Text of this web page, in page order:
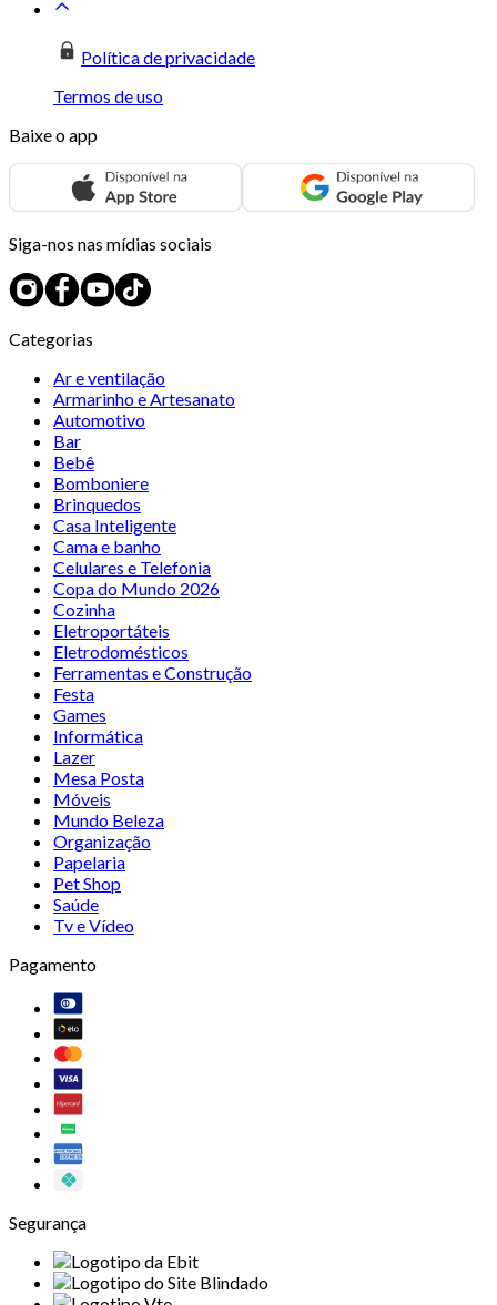
Política de privacidade
Termos de uso
Baixe o app
Siga-nos nas mídias sociais
Categorias
Ar e ventilação
Armarinho e Artesanato
Automotivo
Bar
Bebê
Bomboniere
Brinquedos
Casa Inteligente
Cama e banho
Celulares e Telefonia
Copa do Mundo 2026
Cozinha
Eletroportáteis
Eletrodomésticos
Ferramentas e Construção
Festa
Games
Informática
Lazer
Mesa Posta
Móveis
Mundo Beleza
Organização
Papelaria
Pet Shop
Saúde
Tv e Vídeo
Pagamento
Segurança